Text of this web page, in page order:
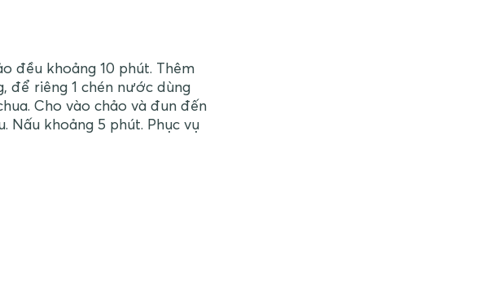
đều khoảng 10 phút. Thêm
riêng 1 chén nước dùng
Cho vào chảo và đun đến
Nấu khoảng 5 phút. Phục vụ